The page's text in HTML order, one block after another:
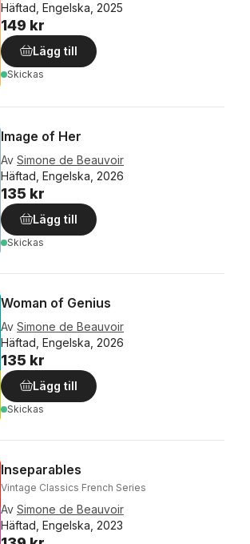
Häftad, Engelska, 2025
149 kr
Lägg till
Skickas
Image of Her
Av Simone de Beauvoir
Häftad, Engelska, 2026
135 kr
Lägg till
Skickas
Woman of Genius
Av Simone de Beauvoir
Häftad, Engelska, 2026
135 kr
Lägg till
Skickas
Inseparables
Vintage Classics French Series
Av Simone de Beauvoir
Häftad, Engelska, 2023